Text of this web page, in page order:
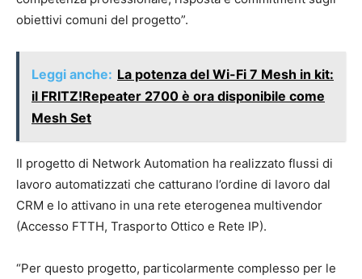
obiettivi comuni del progetto”.
Leggi anche: La potenza del Wi-Fi 7 Mesh in kit:
il FRITZ!Repeater 2700 è ora disponibile come
Mesh Set
Il progetto di Network Automation ha realizzato flussi di
lavoro automatizzati che catturano l’ordine di lavoro dal
CRM e lo attivano in una rete eterogenea multivendor
(Accesso FTTH, Trasporto Ottico e Rete IP).
“Per questo progetto, particolarmente complesso per le